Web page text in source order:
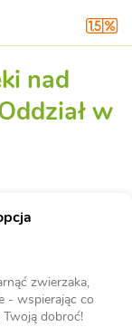
nad
w
zwierzaka,
- wspierając co
Twoją dobroć!